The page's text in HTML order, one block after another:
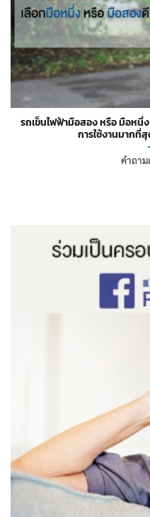
รถเข็นไฟฟ้ามือสอง หรือ มือหนึ่
การใช้งานมากที่
คำถาม